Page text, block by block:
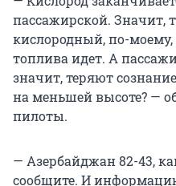
пассажирской. Значит,
кислородный, по-моему,
топлива идет. А
значит, теряют
на меньшей высоте? —
пилоты.
— Азербайджан 82-43,
сообщите. И